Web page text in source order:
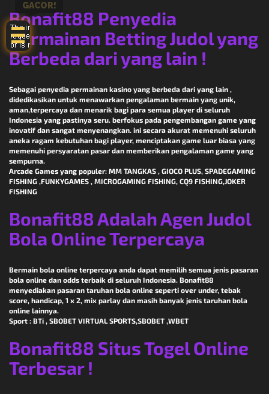
GACOR!
Bonafit88 Penyedia
Permainan Betting Judol yang
Berbeda dari yang lain !
Sebagai penyedia permainan kasino yang berbeda dari yang lain ,
didedikasikan untuk menawarkan pengalaman bermain yang unik,
aman,terpercaya dan menarik bagi para semua player di seluruh
Indonesia yang pastinya seru. berfokus pada pengembangan game yang
inovatif dan sangat menyenangkan. ini secara akurat memenuhi seluruh
aneka ragam kebutuhan bagi player, menciptakan game luar biasa yang
memenuhi persyaratan pasar dan memberikan pengalaman game yang
sempurna.
Arcade Games yang populer: MM TANGKAS , GIOCO PLUS, SPADEGAMING
FISHING ,FUNKYGAMES , MICROGAMING FISHING, CQ9 FISHING,JOKER
FISHING
Bonafit88 Adalah Agen Judol
Bola Online Terpercaya
Bermain bola online terpercaya anda dapat memilih semua jenis pasaran
bola online dan odds terbaik di seluruh Indonesia. Bonafit88
menyediakan pasaran taruhan bola online seperti over under, tebak
score, handicap, 1 x 2, mix parlay dan masih banyak jenis taruhan bola
online lainnya.
Sport : BTi , SBOBET VIRTUAL SPORTS,SBOBET ,WBET
Bonafit88 Situs Togel Online
Terbesar !